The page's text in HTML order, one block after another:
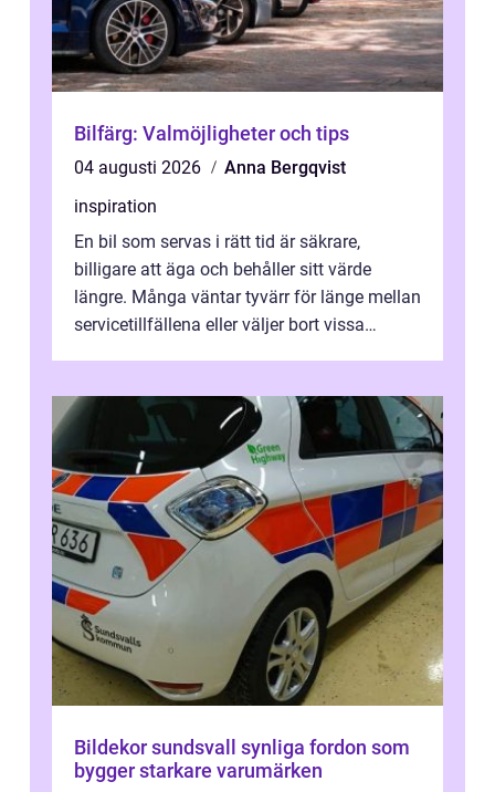
Bilfärg: Valmöjligheter och tips
04 augusti 2026
Anna Bergqvist
inspiration
En bil som servas i rätt tid är säkrare,
billigare att äga och behåller sitt värde
längre. Många väntar tyvärr för länge mellan
servicetillfällena eller väljer bort vissa
Bildekor sundsvall synliga fordon som
bygger starkare varumärken